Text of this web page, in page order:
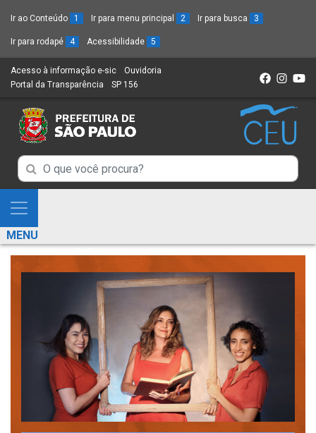
Ir ao Conteúdo 1 Ir para menu principal 2 Ir para busca 3
Ir para rodapé 4 Acessibilidade 5
Acesso à informação e-sic (Link
para
novo
sítio)
Ouvidoria
Portal da Transparência (Link
um
novo
SP 156
Campo
de
Busca
de
informações
Campo
de
de
informações
Mostra
e
Esconde
Menu
MENU